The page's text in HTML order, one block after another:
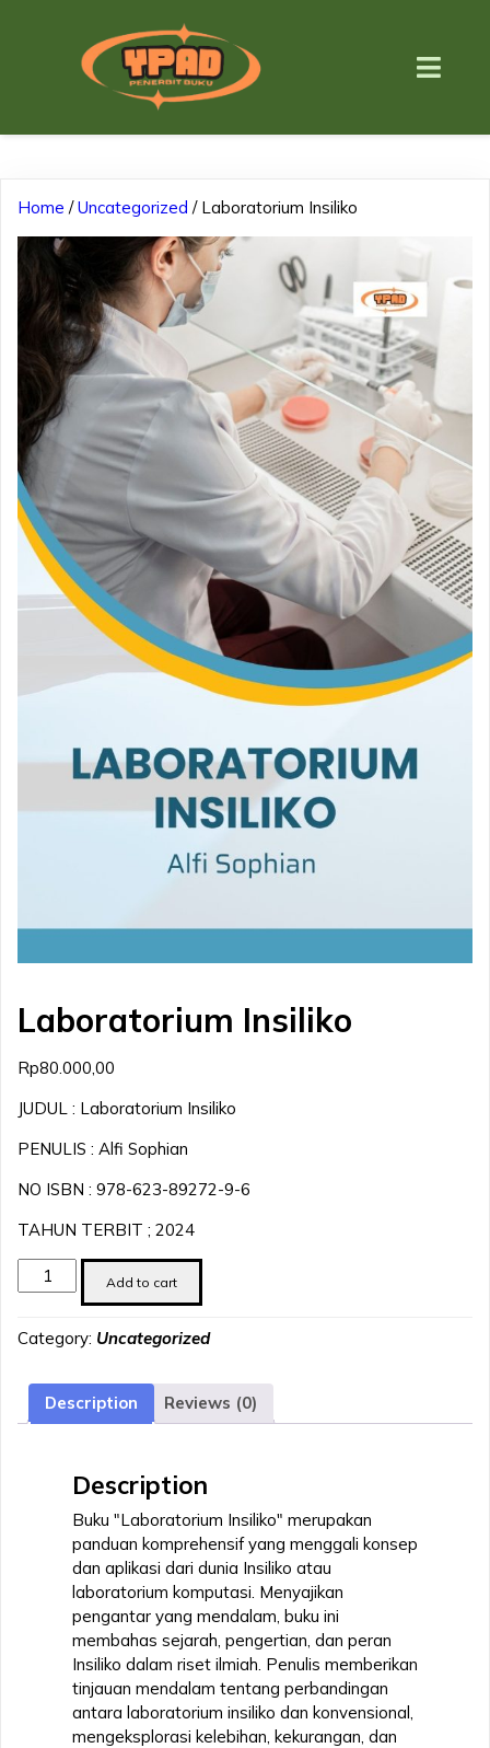
Home /Uncategorized / Laboratorium Insiliko
Laboratorium Insiliko
Rp80.000,00
JUDUL : Laboratorium Insiliko
PENULIS : Alfi Sophian
NO ISBN : 978-623-89272-9-6
TAHUN TERBIT ; 2024
Laboratorium
Insiliko
Add to cart
Category: Uncategorized
Description Reviews (0)
Description
Buku "Laboratorium Insiliko" merupakan
panduan komprehensif yang menggali konsep
dan aplikasi dari dunia Insiliko atau
laboratorium komputasi. Menyajikan
pengantar yang mendalam, buku ini
membahas sejarah, pengertian, dan peran
Insiliko dalam riset ilmiah. Penulis memberikan
tinjauan mendalam tentang perbandingan
antara laboratorium insiliko dan konvensional,
mengeksplorasi kelebihan, kekurangan, dan